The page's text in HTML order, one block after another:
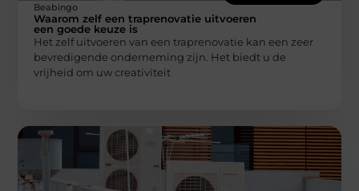
Beabingo
Waarom zelf een traprenovatie uitvoeren
een goede keuze is
Het zelf uitvoeren van een traprenovatie kan een zeer
bevredigende onderneming zijn. Het biedt u de
vrijheid om uw creativiteit